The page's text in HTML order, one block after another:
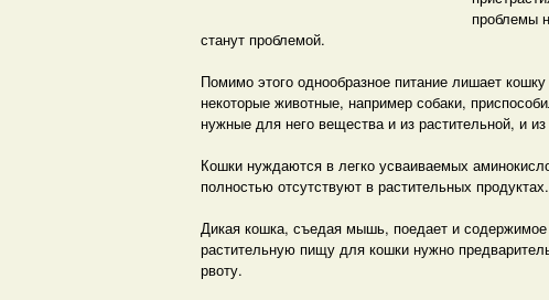
проблемы
станут проблемой.
Помимо этого однообразное питание лишает
некоторые животные, например собаки,
нужные для него вещества и из растительной, и
Кошки нуждаются в легко усваиваемых
полностью отсутствуют в растительных продуктах.
Дикая кошка, съедая мышь, поедает и содержимое
растительную пищу для кошки нужно
рвоту.